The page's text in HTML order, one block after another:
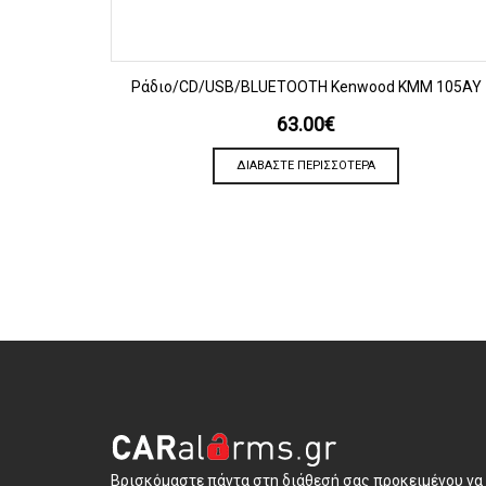
ΠΡΟΒΟΛΗ
Ράδιο/CD/USB/BLUETOOTH Kenwood KMM 105AY
63.00€
ΔΙΑΒΆΣΤΕ ΠΕΡΙΣΣΌΤΕΡΑ
Βρισκόμαστε πάντα στη διάθεσή σας προκειμένου να